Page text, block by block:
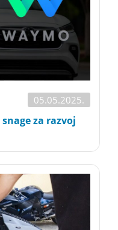
05.05.2025.
za razvoj